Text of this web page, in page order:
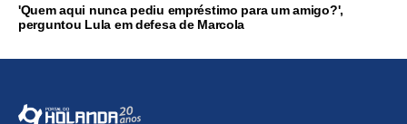
'Quem aqui nunca pediu empréstimo para um amigo?',
perguntou Lula em defesa de Marcola